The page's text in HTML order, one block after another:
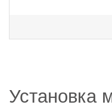
Установка